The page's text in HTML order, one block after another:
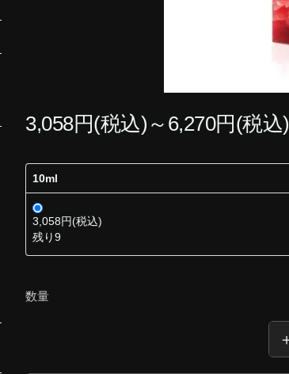
3,058円(税込)～6,270円(税込)
10ml
3,058円(税込)
残り9
数量